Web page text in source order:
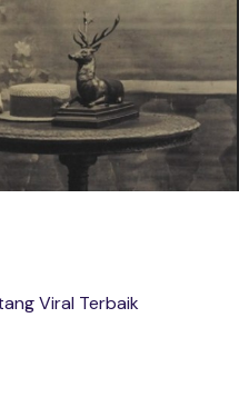
Viral Terbaik